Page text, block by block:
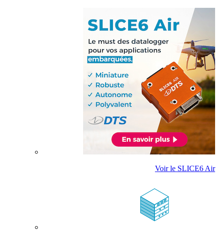
Voir le SLICE6 Air